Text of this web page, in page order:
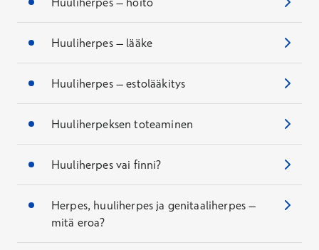
Huuliherpes – lääke
Huuliherpes – estolääkitys
Huuliherpeksen toteaminen
Huuliherpes vai finni?
Herpes, huuliherpes ja genitaaliherpes –
mitä eroa?